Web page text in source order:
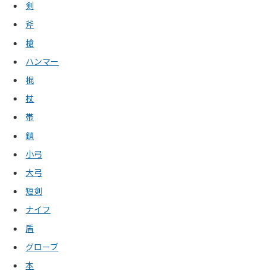
剣
斧
槍
ハンマー
棍
杖
帯
鎖
小弓
大弓
短剣
ナイフ
盾
グローブ
本